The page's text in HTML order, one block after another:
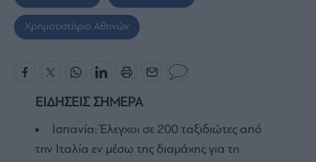
Χρηματιστήριο Αθηνών
ΕΙΔΗΣΕΙΣ ΣΗΜΕΡΑ
Ισπανία: Έλεγχοι σε 200 ταξιδιώτες από
την Ιταλία εν μέσω της διαμάχης για τη